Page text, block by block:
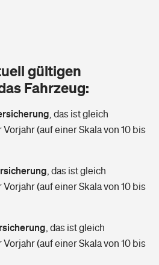
finden
Versicherer finden
gültigen
Fahrzeug:
das ist gleich
(auf einer Skala von 10 bis
das ist gleich
(auf einer Skala von 10 bis
das ist gleich
(auf einer Skala von 10 bis